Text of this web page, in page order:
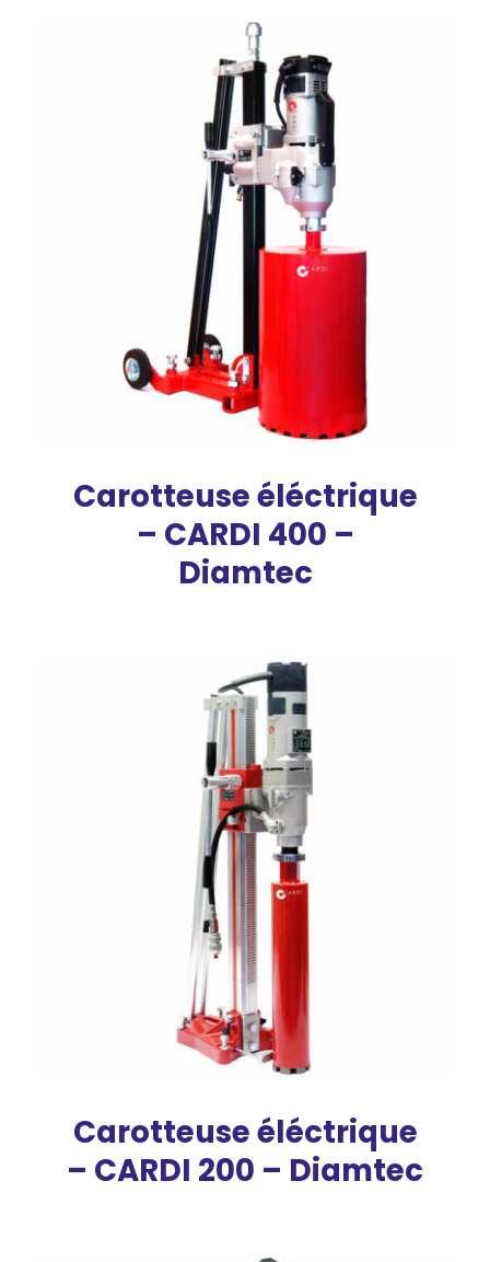
Carotteuse éléctrique
– CARDI 400 –
Diamtec
Carotteuse éléctrique
– CARDI 200 – Diamtec